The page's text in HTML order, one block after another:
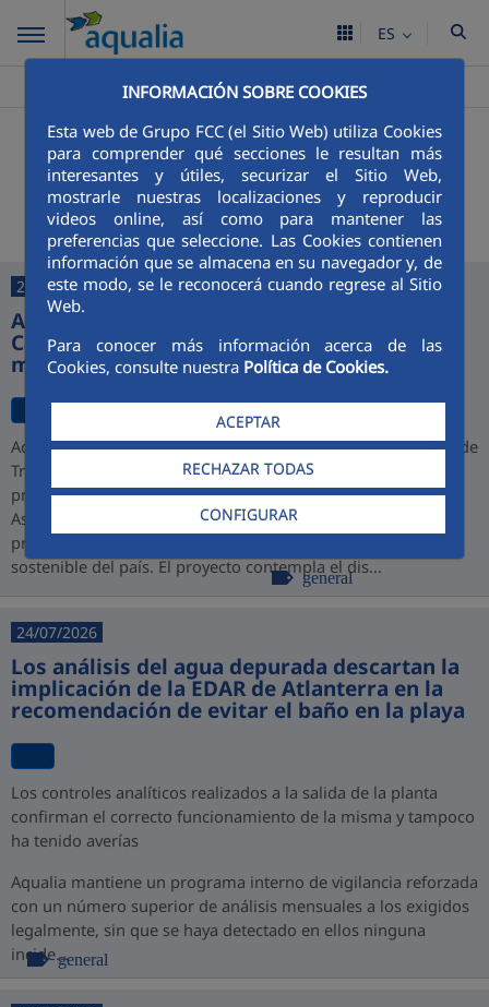
INFORMACIÓN SOBRE COOKIES
Esta web de Grupo FCC (el Sitio Web) utiliza Cookies
para comprender qué secciones le resultan más
interesantes y útiles, securizar el Sitio Web,
mostrarle nuestras localizaciones y reproducir
videos online, así como para mantener las
preferencias que seleccione. Las Cookies contienen
información que se almacena en su navegador y, de
este modo, se le reconocerá cuando regrese al Sitio
Web.
Para conocer más información acerca de las
Cookies, consulte nuestra Política de Cookies.
ACEPTAR
RECHAZAR TODAS
CONFIGURAR
ES
>Calasparra > Noticias
+ Buscador
Últimas noticias
27/07/2026
Aqualia desarrollará la depuradora de
Cajamarca y alcanza una cartera de 1.000
millones de euros en Perú
Aqualia ha resultado adjudicataria del proyecto de la Planta de
Tratamiento de Aguas Residuales (PTAR) de Cajamarca,
promovido por PROINVERSIÓN bajo la modalidad de
Asociación Público-Privada (APP), consolidando así su
presencia en Perú y su compromiso con el desarrollo
sostenible del país. El proyecto contempla el dis...
general
24/07/2026
Los análisis del agua depurada descartan la
implicación de la EDAR de Atlanterra en la
recomendación de evitar el baño en la playa
Los controles analíticos realizados a la salida de la planta
confirman el correcto funcionamiento de la misma y tampoco
ha tenido averías
Aqualia mantiene un programa interno de vigilancia reforzada
con un número superior de análisis mensuales a los exigidos
legalmente, sin que se haya detectado en ellos ninguna
incide...general